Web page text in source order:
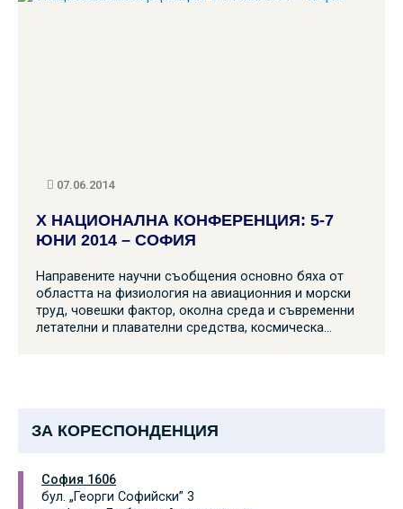
07.06.2014
X НАЦИОНАЛНА КОНФЕРЕНЦИЯ: 5-7
ЮНИ 2014 – СОФИЯ
Направените научни съобщения основно бяха от
областта на физиология на авиационния и морски
труд, човешки фактор, околна среда и съвременни
летателни и плавателни средства, космическа…
ЗА КОРЕСПОНДЕНЦИЯ
София 1606
бул. „Георги Софийски” 3